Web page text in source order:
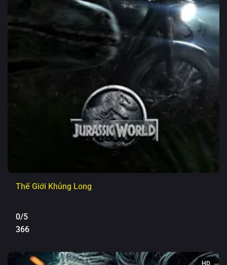
Thế Giới Khủng Long
0/5
366
HD